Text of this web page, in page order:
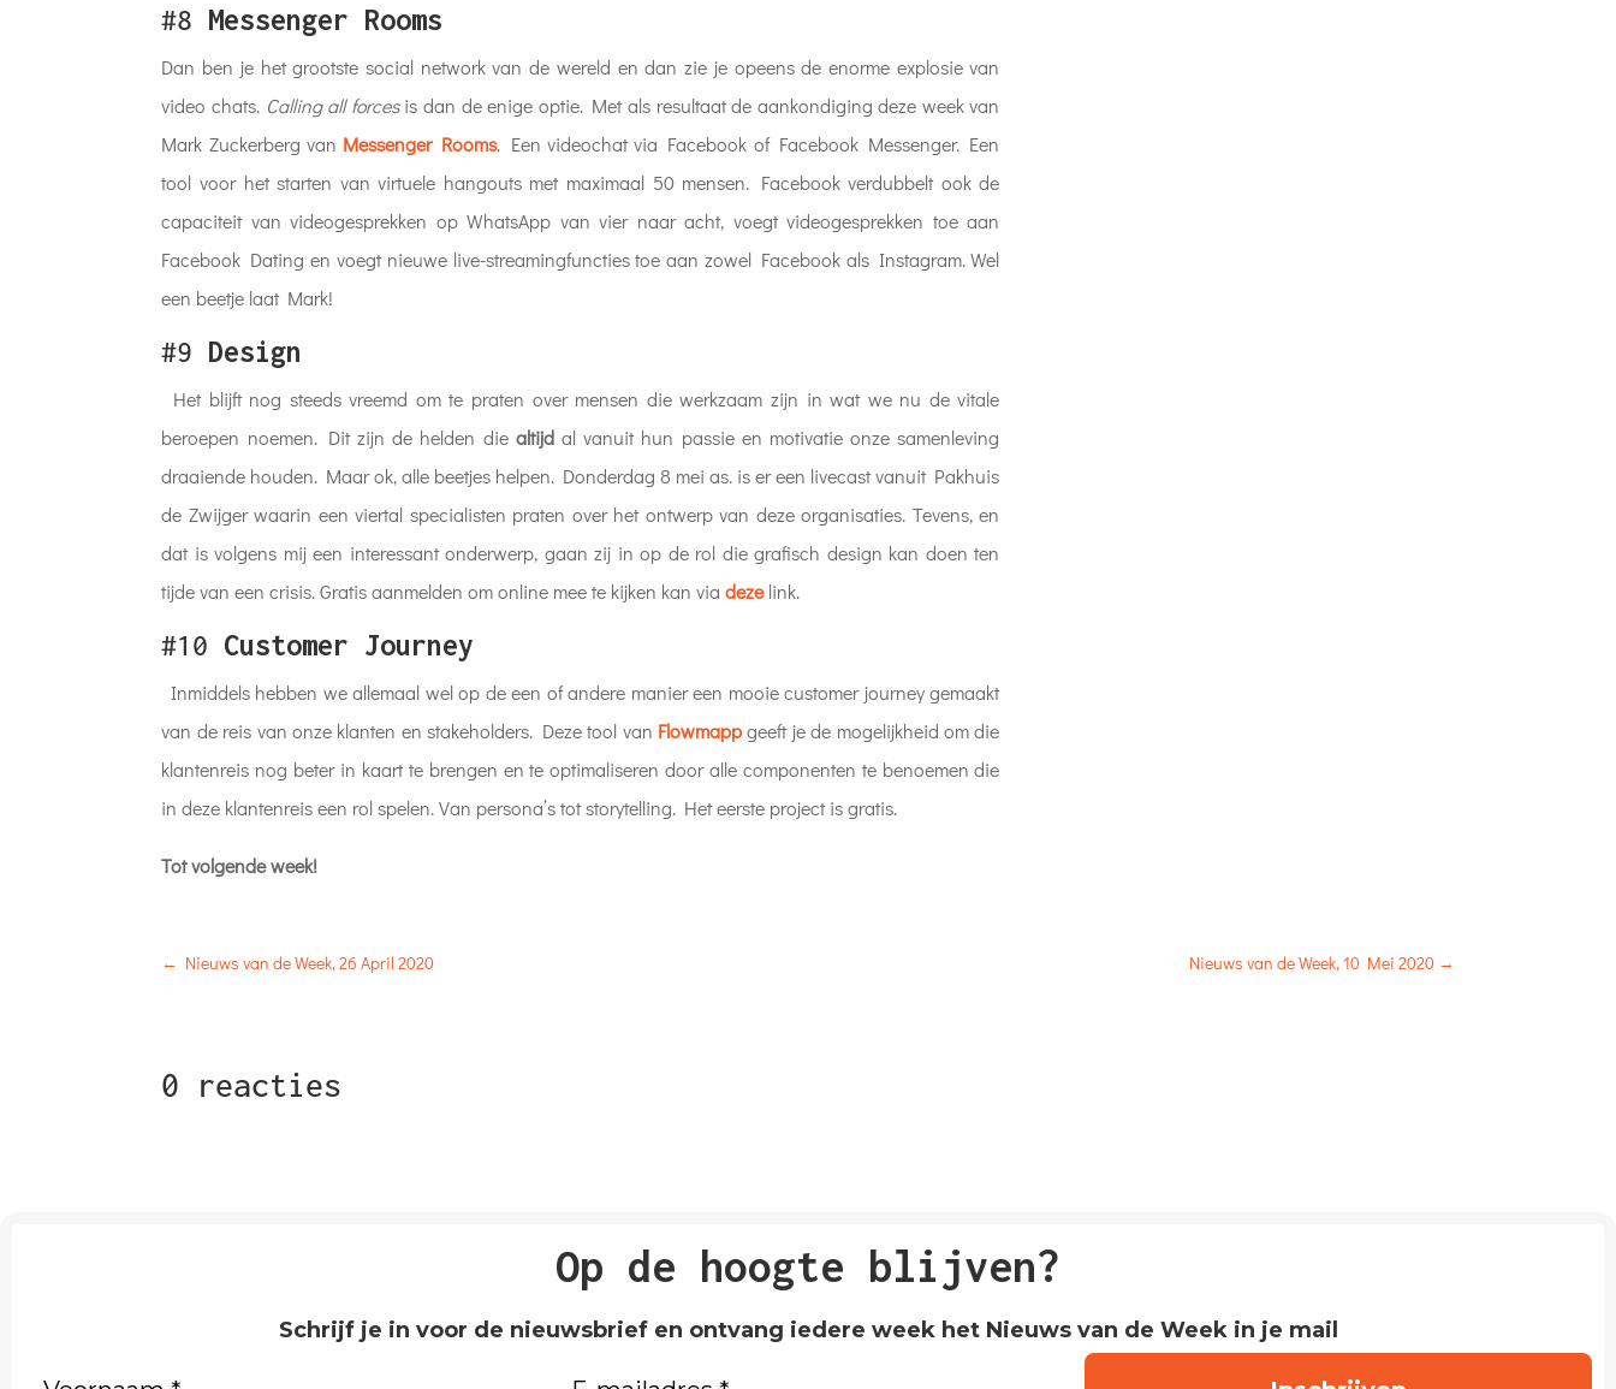
#8 Messenger Rooms
Dan ben je het grootste social network van de wereld en dan zie je opeens de enorme explosie van
video chats. Calling all forcesis dan de enige optie. Met als resultaat de aankondiging deze week van
Mark Zuckerberg van Messenger Rooms. Een videochat via Facebook of Facebook Messenger. Een
tool voor het starten van virtuele hangouts met maximaal 50 mensen. Facebook verdubbelt ook de
capaciteit van videogesprekken op WhatsApp van vier naar acht, voegt videogesprekken toe aan
Facebook Dating en voegt nieuwe live-streamingfuncties toe aan zowel Facebook als Instagram. Wel
een beetje laat Mark!
#9 Design
Het blijft nog steeds vreemd om te praten over mensen die werkzaam zijn in wat we nu de vitale
beroepen noemen. Dit zijn de helden die altijdal vanuit hun passie en motivatie onze samenleving
draaiende houden. Maar ok, alle beetjes helpen. Donderdag 8 mei as. is er een livecast vanuit Pakhuis
de Zwijger waarin een viertal specialisten praten over het ontwerp van deze organisaties. Tevens, en
dat is volgens mij een interessant onderwerp, gaan zij in op de rol die grafisch design kan doen ten
tijde van een crisis. Gratis aanmelden om online mee te kijken kan viadezelink.
#10 Customer Journey
Inmiddels hebben we allemaal wel op de een of andere manier een mooie customer journey gemaakt
van de reis van onze klanten en stakeholders. Deze tool van Flowmappgeeft je de mogelijkheid om die
klantenreis nog beter in kaart te brengen en te optimaliseren door alle componenten te benoemen die
in deze klantenreis een rol spelen. Van persona’s tot storytelling. Het eerste project is gratis.
Tot volgende week!
← Nieuws van de Week, 26 April 2020 Nieuws van de Week, 10 Mei 2020→
0 reacties
Op de hoogte blijven?
Schrijf je in voor de nieuwsbrief en ontvang iedere week het Nieuws van de Week in je mail